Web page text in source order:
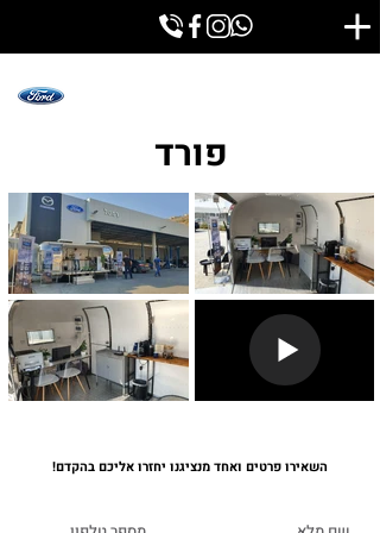
פורד
השאירו פרטים ואחד מנציגנו יחזרו אליכם בהקדם!